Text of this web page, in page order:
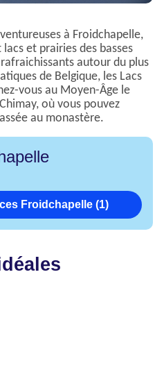
à Froidchapelle,
et prairies des basses
autour du plus
de Belgique, les Lacs
vous au Moyen-Âge le
où vous pouvez
au monastère.
Froidchapelle (1)